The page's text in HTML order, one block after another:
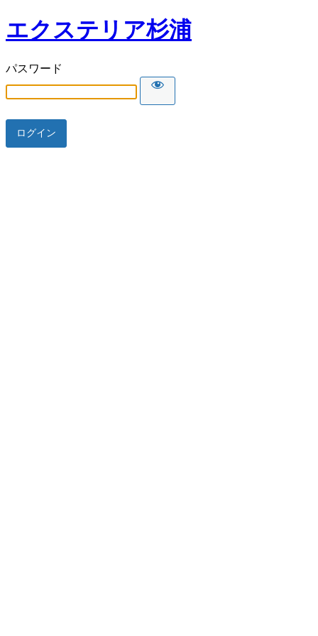
エクステリア杉浦
パスワード